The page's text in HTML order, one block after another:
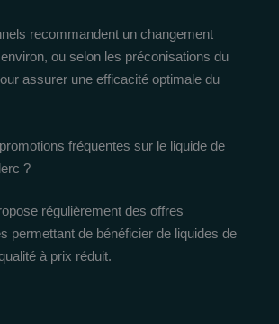
recommandent un changement
ou selon les préconisations du
assurer une efficacité optimale du
fréquentes sur le liquide de
?
régulièrement des offres
permettant de bénéficier de liquides de
à prix réduit.